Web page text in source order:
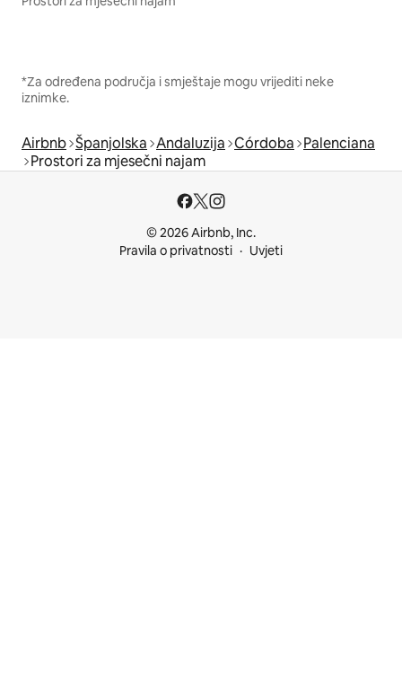
*Za određena područja i smještaje mogu vrijediti neke
iznimke.
Airbnb Španjolska Andaluzija Córdoba Palenciana
Prostori za mjesečni najam
© 2026 Airbnb, Inc.
Pravila o privatnosti
Uvjeti